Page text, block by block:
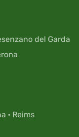
del Garda
· Reims